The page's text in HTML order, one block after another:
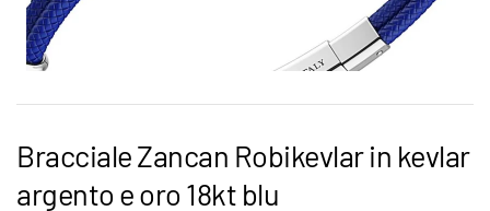
Bracciale Zancan Robikevlar in kevlar
argento e oro 18kt blu